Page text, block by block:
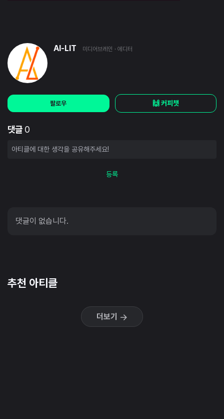
AI-LIT 미디어브레인 · 에디터
팔로우 🙌 커피챗
댓글 0
등록
댓글이 없습니다.
추천 아티클
더보기